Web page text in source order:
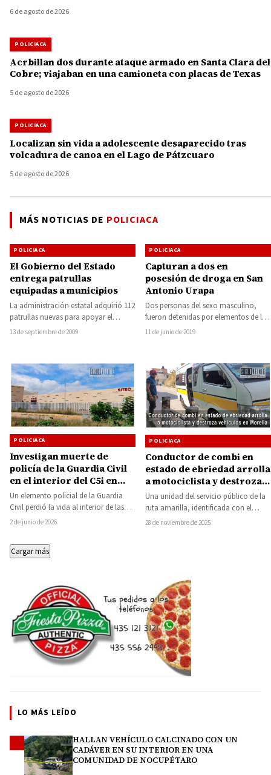
6 de agosto de 2026
POLICIACA
Acrbillan dos durante ataque armado en Santa Clara del
Cobre; viajaban en una camioneta con placas de Texas
5 de agosto de 2026
POLICIACA
Localizan sin vida a adolescente desaparecido tras
volcadura de canoa en el Lago de Pátzcuaro
5 de agosto de 2026
MÁS NOTICIAS DE POLICIACA
POLICIACA
El Gobierno del Estado
entrega patrullas
equipadas a municipios
La administración estatal adquirió 112
patrullas nuevas para apoyar el
trabajo de los Policías Municipales,
13 de septiembre de 2009
POLICIACA
Capturan a dos en
posesión de droga en San
Antonio Urapa
Dos personas del sexo masculino,
fueron detenidas por elementos de la
Secretaría de Seguridad Pública (SSP),
11 de junio de 2019
POLICIACA
Investigan muerte de
policía de la Guardia Civil
en el interior del C5i en
Morelia
Un elemento policial de la Guardia
Civil perdió la vida al interior de las
instalaciones del Centro Estatal…
2 de junio de 2026
POLICIACA
Conductor de combi en
estado de ebriedad arrolla
a motociclista y destroza
vehículos en Morelia
Una unidad del servicio público de la
ruta amarilla, identificada con el
número económico 35 y placas A44-
28 de noviembre de 2025
Cargar más
LO MÁS LEÍDO
HALLAN VEHÍCULO CALCINADO CON UN
CADÁVER EN SU INTERIOR EN UNA
COMUNIDAD DE NOCUPÉTARO